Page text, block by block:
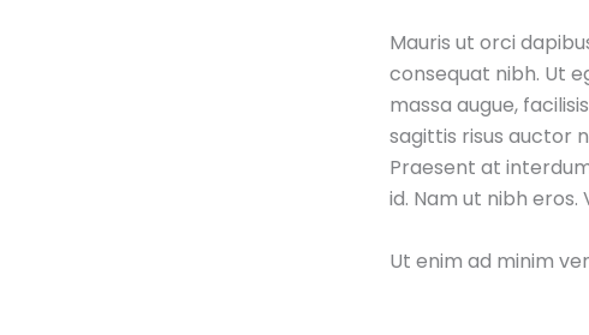
Mauris ut orci
consequat nibh. Ut
massa augue,
sagittis risus auctor
Praesent at
id. Nam ut nibh eros.
Ut enim ad minim